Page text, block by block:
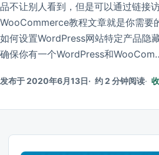
品不让别人看到，但是可以通过链接
WooCommerce教程文章就是你需要
如何设置WordPress网站特定产品隐
确保你有一个WordPress和
发布于 2020年6月13日 约 2 分钟阅读